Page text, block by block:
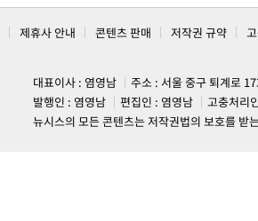
제휴사 안내 콘텐츠 판매 저작권 규약
대표이사 : 염영남
주소 : 서울 중구 퇴계로
발행인 : 염영남
편집인 : 염영남
고충처리
뉴시스의 모든 콘텐츠는 저작권법의 보호를